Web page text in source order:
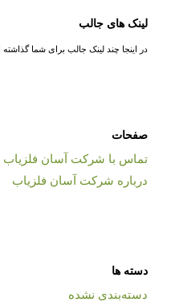
لینک های جالب
در اینجا چند لینک جالب برای شما گذاشته
صفحات
تماس با شرکت آسان فلزیاب
درباره شرکت آسان فلزیاب
دسته ها
دسته‌بندی نشده